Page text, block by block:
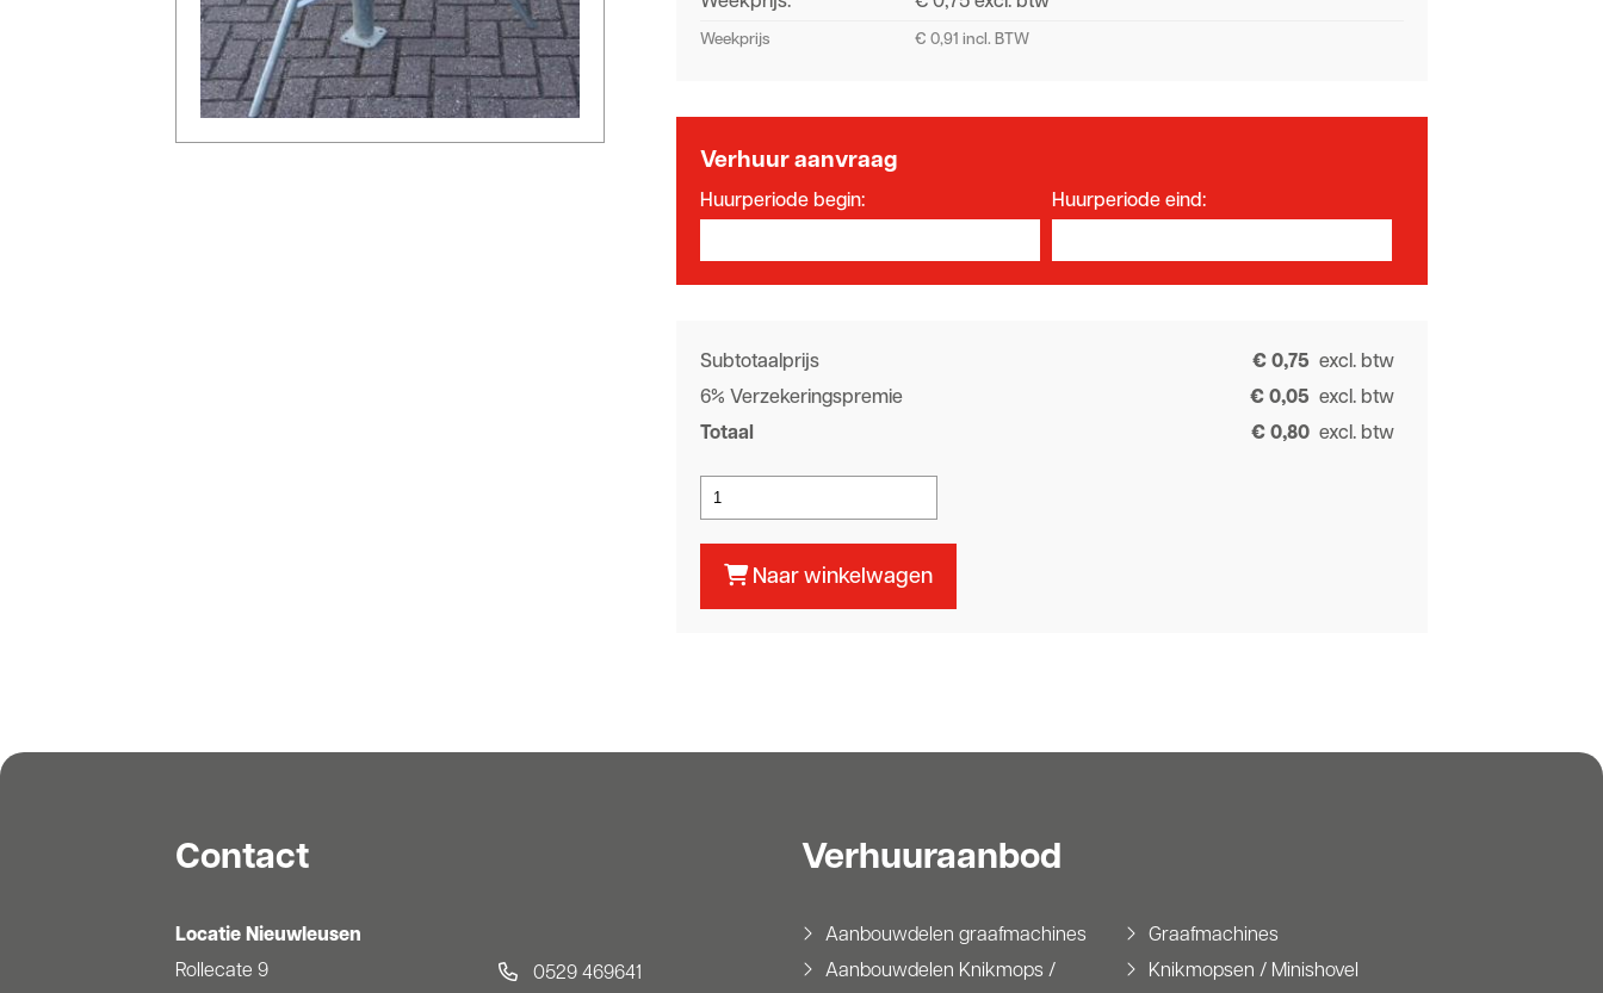
Weekprijs € 0,91 incl. BTW
Verhuur aanvraag
Huurperiode begin: Huurperiode eind:
Subtotaalprijs € 0,75 excl. btw
6% Verzekeringspremie
€ 0,05 excl. btw
Totaal
€ 0,80 excl. btw
Naar winkelwagen
Contact
Locatie Nieuwleusen
Rollecate 9
0529 469641
Verhuuraanbod
Aanbouwdelen graafmachines
Aanbouwdelen Knikmops /
Graafmachines
Knikmopsen / Minishovel